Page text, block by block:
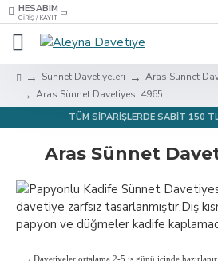
HESABIM
GIRIŞ / KAYIT
Sünnet Davetiyeleri Aras Sünnet
Aras Sünnet Davetiyesi 4965
TÜM SİPARİŞLERDE SABİT 150
Aras Sünnet
› Davetiyeler ortalama 2-5 iş günü içinde